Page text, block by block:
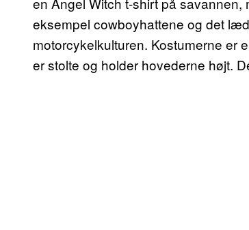
eksempel cowboyhattene og det
motorcykelkulturen. Kostumerne er
er stolte og holder hovederne højt.